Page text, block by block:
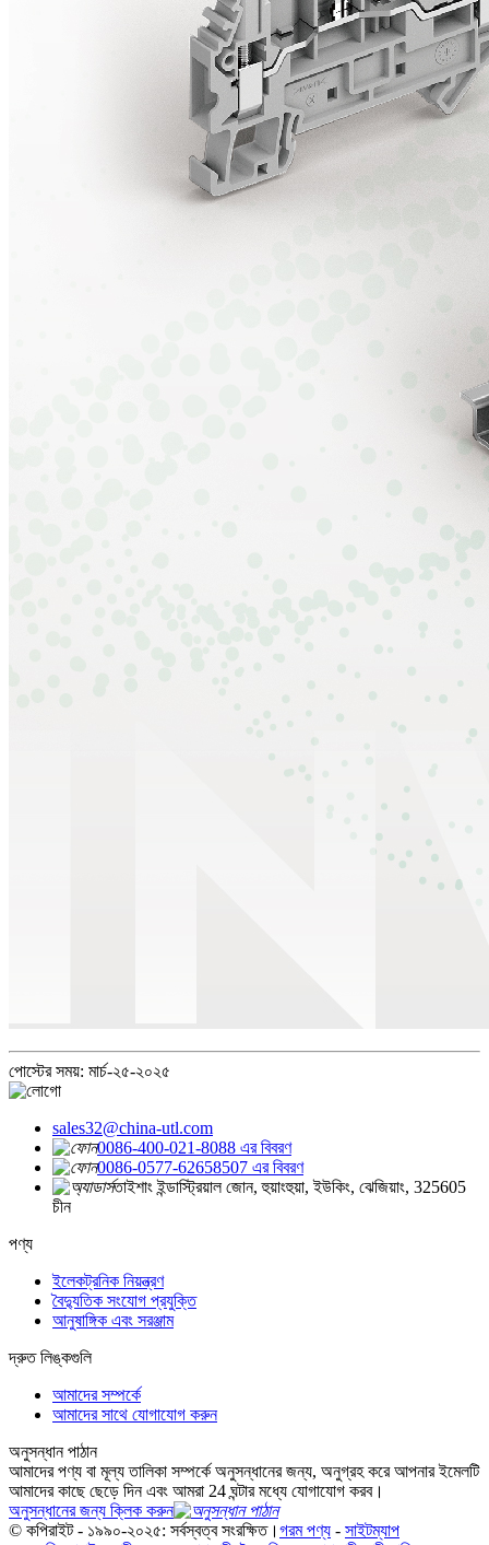
পোস্টের সময়: মার্চ-২৫-২০২৫
sales32@china-utl.com
0086-400-021-8088 এর বিবরণ
0086-0577-62658507 এর বিবরণ
তাইশাং ইন্ডাস্ট্রিয়াল জোন, হুয়াংহুয়া, ইউকিং, ঝেজিয়াং, 325605
চীন
পণ্য
ইলেকট্রনিক নিয়ন্ত্রণ
বৈদ্যুতিক সংযোগ প্রযুক্তি
আনুষাঙ্গিক এবং সরঞ্জাম
দ্রুত লিঙ্কগুলি
আমাদের সম্পর্কে
আমাদের সাথে যোগাযোগ করুন
অনুসন্ধান পাঠান
আমাদের পণ্য বা মূল্য তালিকা সম্পর্কে অনুসন্ধানের জন্য, অনুগ্রহ করে আপনার ইমেলটি
আমাদের কাছে ছেড়ে দিন এবং আমরা 24 ঘন্টার মধ্যে যোগাযোগ করব।
অনুসন্ধানের জন্য ক্লিক করুন
© কপিরাইট - ১৯৯০-২০২৫: সর্বস্বত্ব সংরক্ষিত। গরম পণ্য - সাইটম্যাপ